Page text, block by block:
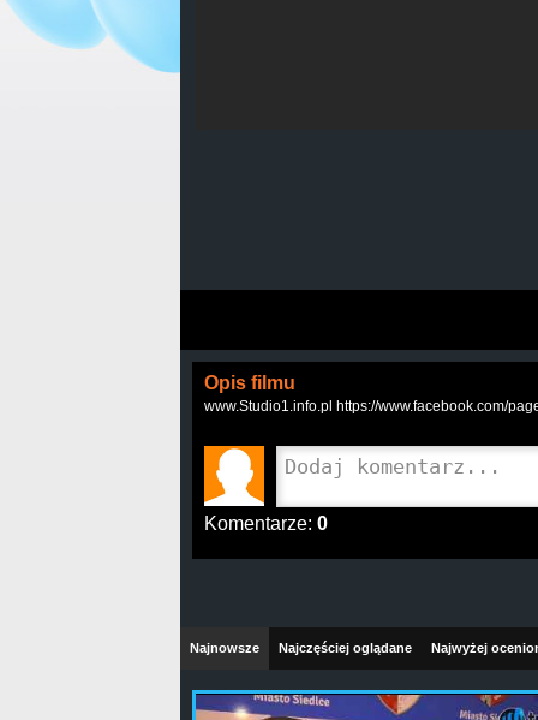
Opis filmu
www.Studio1.info.pl https://www.facebook.com/
Komentarze: 0
Najnowsze Najczęściej oglądane Najwyżej